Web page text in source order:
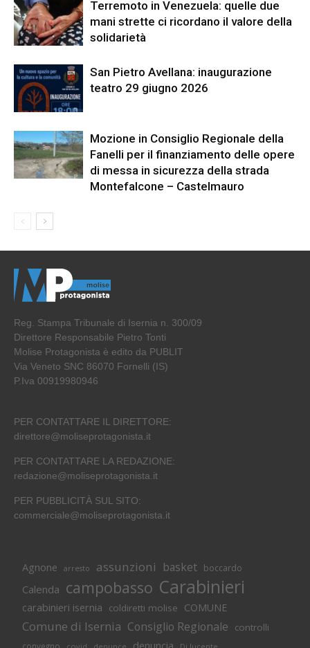
Terremoto in Venezuela: quelle due
mani strette ci ricordano il valore della
solidarietà
San Pietro Avellana: inaugurazione
teatro 29 giugno 2026
Mozione in Consiglio Regionale della
Fanelli per il finanziamento delle opere
di messa in sicurezza della strada
Montefalcone – Castelmauro
Reg. Stampa Tribunale di Isernia n. 300/09
Direttore Responsabile Pietro Tonti
Molise Protagonista è edito da PUBLIT
Via Veneto SNC 86070 Fornelli (IS)
P.Iva 00919980946
PER CONTATTARE IL DIRETTORE:
direttore@moliseprotagonista.it
PER CONTATTARE LA REDAZIONE:
redazione@moliseprotagonista.it
PER PUBBLICITÀ SUL SITO:
commerciale@moliseprotagonista.it
Agnone arresto assunzioni basket boccardo
Calenda campobasso Carabinieri
carabinieri isernia coldiretti molise COMUNE
Comune di Isernia Consiglio Regionale controlli